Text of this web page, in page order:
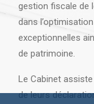
gestion fiscale de
dans
exceptionnelles
de patrimoine.
Le Cabinet
de leurs